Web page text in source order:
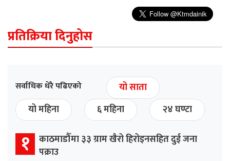
प्रतिक्रिया दिनुहोस
सर्वाधिक धेरै पढिएको
यो साता
यो महिना
६ महिना २४ घण्टा
१ काठमाडौँमा ३३ ग्राम खैरो हिरोइनसहित दुई जना
पक्राउ